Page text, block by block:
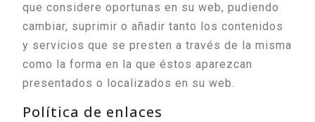
que considere oportunas en su web, pudiendo
cambiar, suprimir o añadir tanto los contenidos
y servicios que se presten a través de la misma
como la forma en la que éstos aparezcan
presentados o localizados en su web.
Política de enlaces